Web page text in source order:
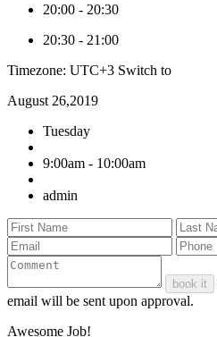
20:00 - 20:30
20:30 - 21:00
Timezone: UTC+3 Switch to
August 26,2019
Tuesday
9:00am - 10:00am
admin
book it
email will be sent upon approval.
Awesome Job!